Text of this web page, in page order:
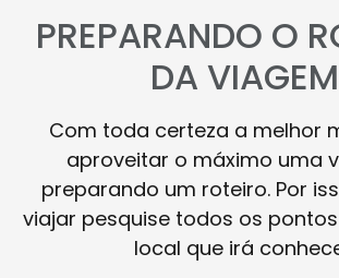
PREPARANDO O
DA VIAGEM
Com toda certeza a melhor
aproveitar o máximo uma
preparando um roteiro. Por
viajar pesquise todos os
local que irá